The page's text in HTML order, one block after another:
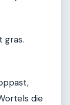
gras.
die